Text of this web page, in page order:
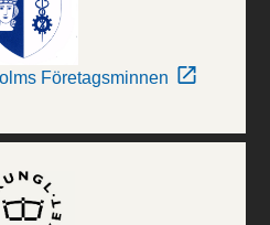
Företagsminnen